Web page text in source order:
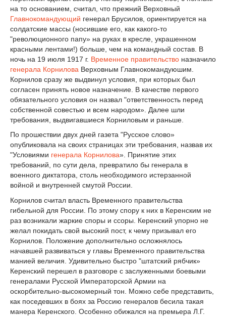
на то основанием, считал, что прежний Верховный
Главнокомандующий генерал Брусилов, ориентируется на
солдатские массы (носившие его, как какого-то
"революционного папу» на руках в кресле, украшенном
красными лентами!) больше, чем на командный состав. В
ночь на 19 июля 1917 г. Временное правительство назначило
генерала Корнилова Верховным Главнокомандуюшим.
Корнилов сразу же выдвинул условия, при которых был
согласен принять новое назначение. В качестве первого
обязательного условия он назвал "ответственность перед
собственной совестью и всем народом». Далее шли
требования, выдвигавшиеся Корниловым и раньше.
По прошествии двух дней газета "Русское слово»
опубликовала на своих страницах эти требования, назвав их
"Условиями генерала Корнилова». Принятие этих
требований, по сути дела, превратило бы генерала в
военного диктатора, столь необходимого истерзанной
войной и внутренней смутой России.
Корнилов считал власть Временного правительства
гибельной для России. По этому спору к них в Керенским не
раз возникали жаркие споры и ссоры. Керенский упорно не
желал покидать свой высокий пост, к чему призывал его
Корнилов. Положение дополнительно осложнялось
начавшей развиваться у главы Временного правительства
манией величия. Удивительно быстро "штатский рябчик»
Керенский перешел в разговоре с заслуженными боевыми
генералами Русской Императорской Армии на
оскорбительно-высокомерный тон. Можно себе представить,
как поседевших в боях за Россию генералов бесила такая
манера Керенского. Особенно обижался на премьера Л.Г.